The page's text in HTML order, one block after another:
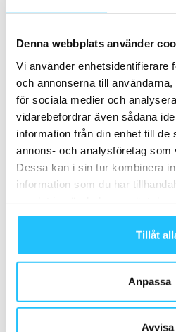
Denna webbplats använder
Vi använder enhetsidentifierare
och annonserna till
för sociala medier och
vidarebefordrar även sådana
information från din enhet till de
annons- och analysföretag som
Dessa kan i sin tur kombinera
information som du har
Tillåt
Anpassa
Avvisa
Sweaty
Business
Det är aldrig